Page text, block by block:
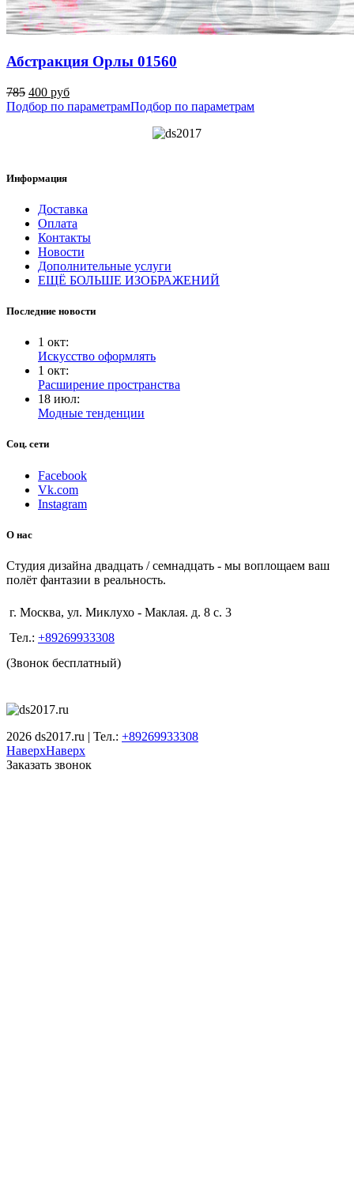
Абстракция Орлы 01560
785 400 руб
Подбор по параметрамПодбор по параметрам
Информация
Доставка
Оплата
Контакты
Новости
Дополнительные услуги
ЕЩЁ БОЛЬШЕ ИЗОБРАЖЕНИЙ
Последние новости
1 окт:
Искусство оформлять
1 окт:
Расширение пространства
18 июл:
Модные тенденции
Соц. сети
Facebook
Vk.com
Instagram
О нас
Студия дизайна двадцать / семнадцать - мы воплощаем ваш
полёт фантазии в реальность.
г. Москва, ул. Миклухо - Маклая. д. 8 с. 3
Тел.: +89269933308
(Звонок бесплатный)
2026 ds2017.ru | Тел.: +89269933308
НаверхНаверх
Заказать звонок